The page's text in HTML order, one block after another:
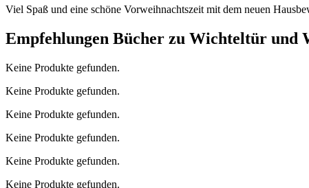
Viel Spaß und eine schöne Vorweihnachtszeit mit dem neuen
Empfehlungen Bücher zu Wichteltür und
Keine Produkte gefunden.
Keine Produkte gefunden.
Keine Produkte gefunden.
Keine Produkte gefunden.
Keine Produkte gefunden.
Keine Produkte gefunden.